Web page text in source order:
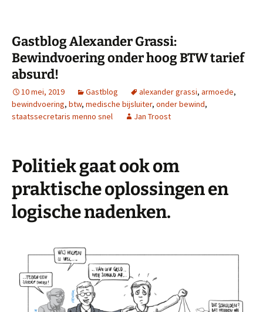
Gastblog Alexander Grassi:
Bewindvoering onder hoog BTW tarief
absurd!
10 mei, 2019 Gastblog alexander grassi, armoede,
bewindvoering, btw, medische bijsluiter, onder bewind,
staatssecretaris menno snel
Jan Troost
Politiek gaat ook om
praktische oplossingen en
logische nadenken.